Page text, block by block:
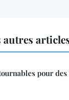
autres
pour des